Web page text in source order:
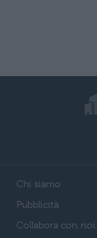
Chi siamo
Pubblicità
Collabora con noi